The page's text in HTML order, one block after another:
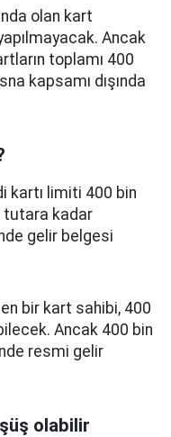
olan kart
Ancak
toplamı 400
kapsamı dışında
kartı limiti 400 bin
tutara kadar
gelir belgesi
bir kart sahibi, 400
Ancak 400 bin
resmi gelir
olabilir